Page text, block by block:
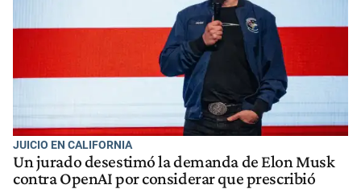
JUICIO EN CALIFORNIA
Un jurado desestimó la demanda de Elon Musk
contra OpenAI por considerar que prescribió